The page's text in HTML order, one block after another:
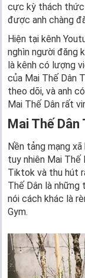
cực kỳ thách thức
được anh chàng
Hiện tại kênh
nghìn người đăng
là kênh có lượng
của Mai Thế Dân
theo dõi, và anh
Mai Thế Dân rất
Mai Thế
Nền tảng mạng
tuy nhiên Mai Thế
Tiktok và thu hút
Thế Dân là những
nói cách khác là
Gym.